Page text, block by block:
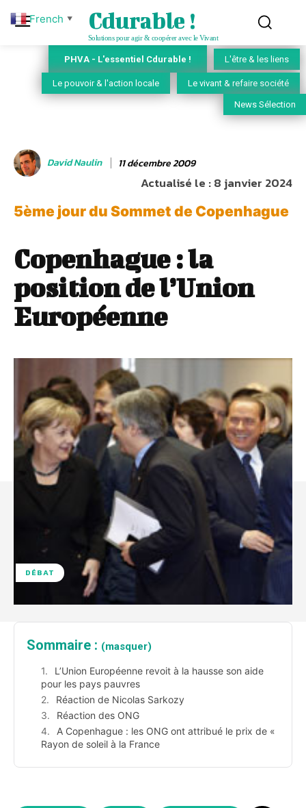
Cdurable !
Solutions pour agir & coopérer avec le Vivant
PHVA - L'essentiel Cdurable ! L'être & les liens
Le pouvoir & l'action locale Le vivant & refaire société
News Sélection
David Naulin 11 décembre 2009
Actualisé le :8 janvier 2024
5ème jour du Sommet de Copenhague
Copenhague : la
position de l’Union
Européenne
DÉBAT
Sommaire : (masquer)
L’Union Européenne revoit à la hausse son aide
pour les pays pauvres
Réaction de Nicolas Sarkozy
Réaction des ONG
A Copenhague : les ONG ont attribué le prix de «
Rayon de soleil à la France
French ▼